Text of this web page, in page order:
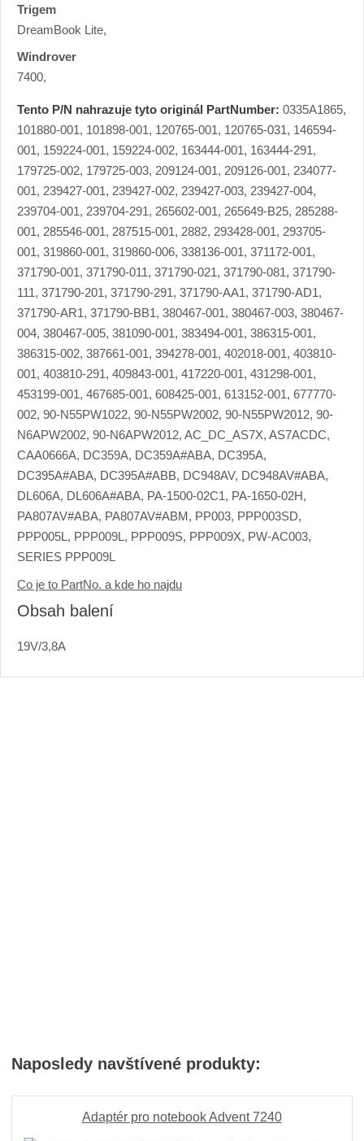
Trigem
DreamBook Lite,
Windrover
7400,
Tento P/N nahrazuje tyto originál PartNumber: 0335A1865,
101880-001, 101898-001, 120765-001, 120765-031, 146594-
001, 159224-001, 159224-002, 163444-001, 163444-291,
179725-002, 179725-003, 209124-001, 209126-001, 234077-
001, 239427-001, 239427-002, 239427-003, 239427-004,
239704-001, 239704-291, 265602-001, 265649-B25, 285288-
001, 285546-001, 287515-001, 2882, 293428-001, 293705-
001, 319860-001, 319860-006, 338136-001, 371172-001,
371790-001, 371790-011, 371790-021, 371790-081, 371790-
111, 371790-201, 371790-291, 371790-AA1, 371790-AD1,
371790-AR1, 371790-BB1, 380467-001, 380467-003, 380467-
004, 380467-005, 381090-001, 383494-001, 386315-001,
386315-002, 387661-001, 394278-001, 402018-001, 403810-
001, 403810-291, 409843-001, 417220-001, 431298-001,
453199-001, 467685-001, 608425-001, 613152-001, 677770-
002, 90-N55PW1022, 90-N55PW2002, 90-N55PW2012, 90-
N6APW2002, 90-N6APW2012, AC_DC_AS7X, AS7ACDC,
CAA0666A, DC359A, DC359A#ABA, DC395A,
DC395A#ABA, DC395A#ABB, DC948AV, DC948AV#ABA,
DL606A, DL606A#ABA, PA-1500-02C1, PA-1650-02H,
PA807AV#ABA, PA807AV#ABM, PP003, PPP003SD,
PPP005L, PPP009L, PPP009S, PPP009X, PW-AC003,
SERIES PPP009L
Co je to PartNo. a kde ho najdu
Obsah balení
19V/3,8A
Naposledy navštívené produkty:
Adaptér pro notebook Advent 7240